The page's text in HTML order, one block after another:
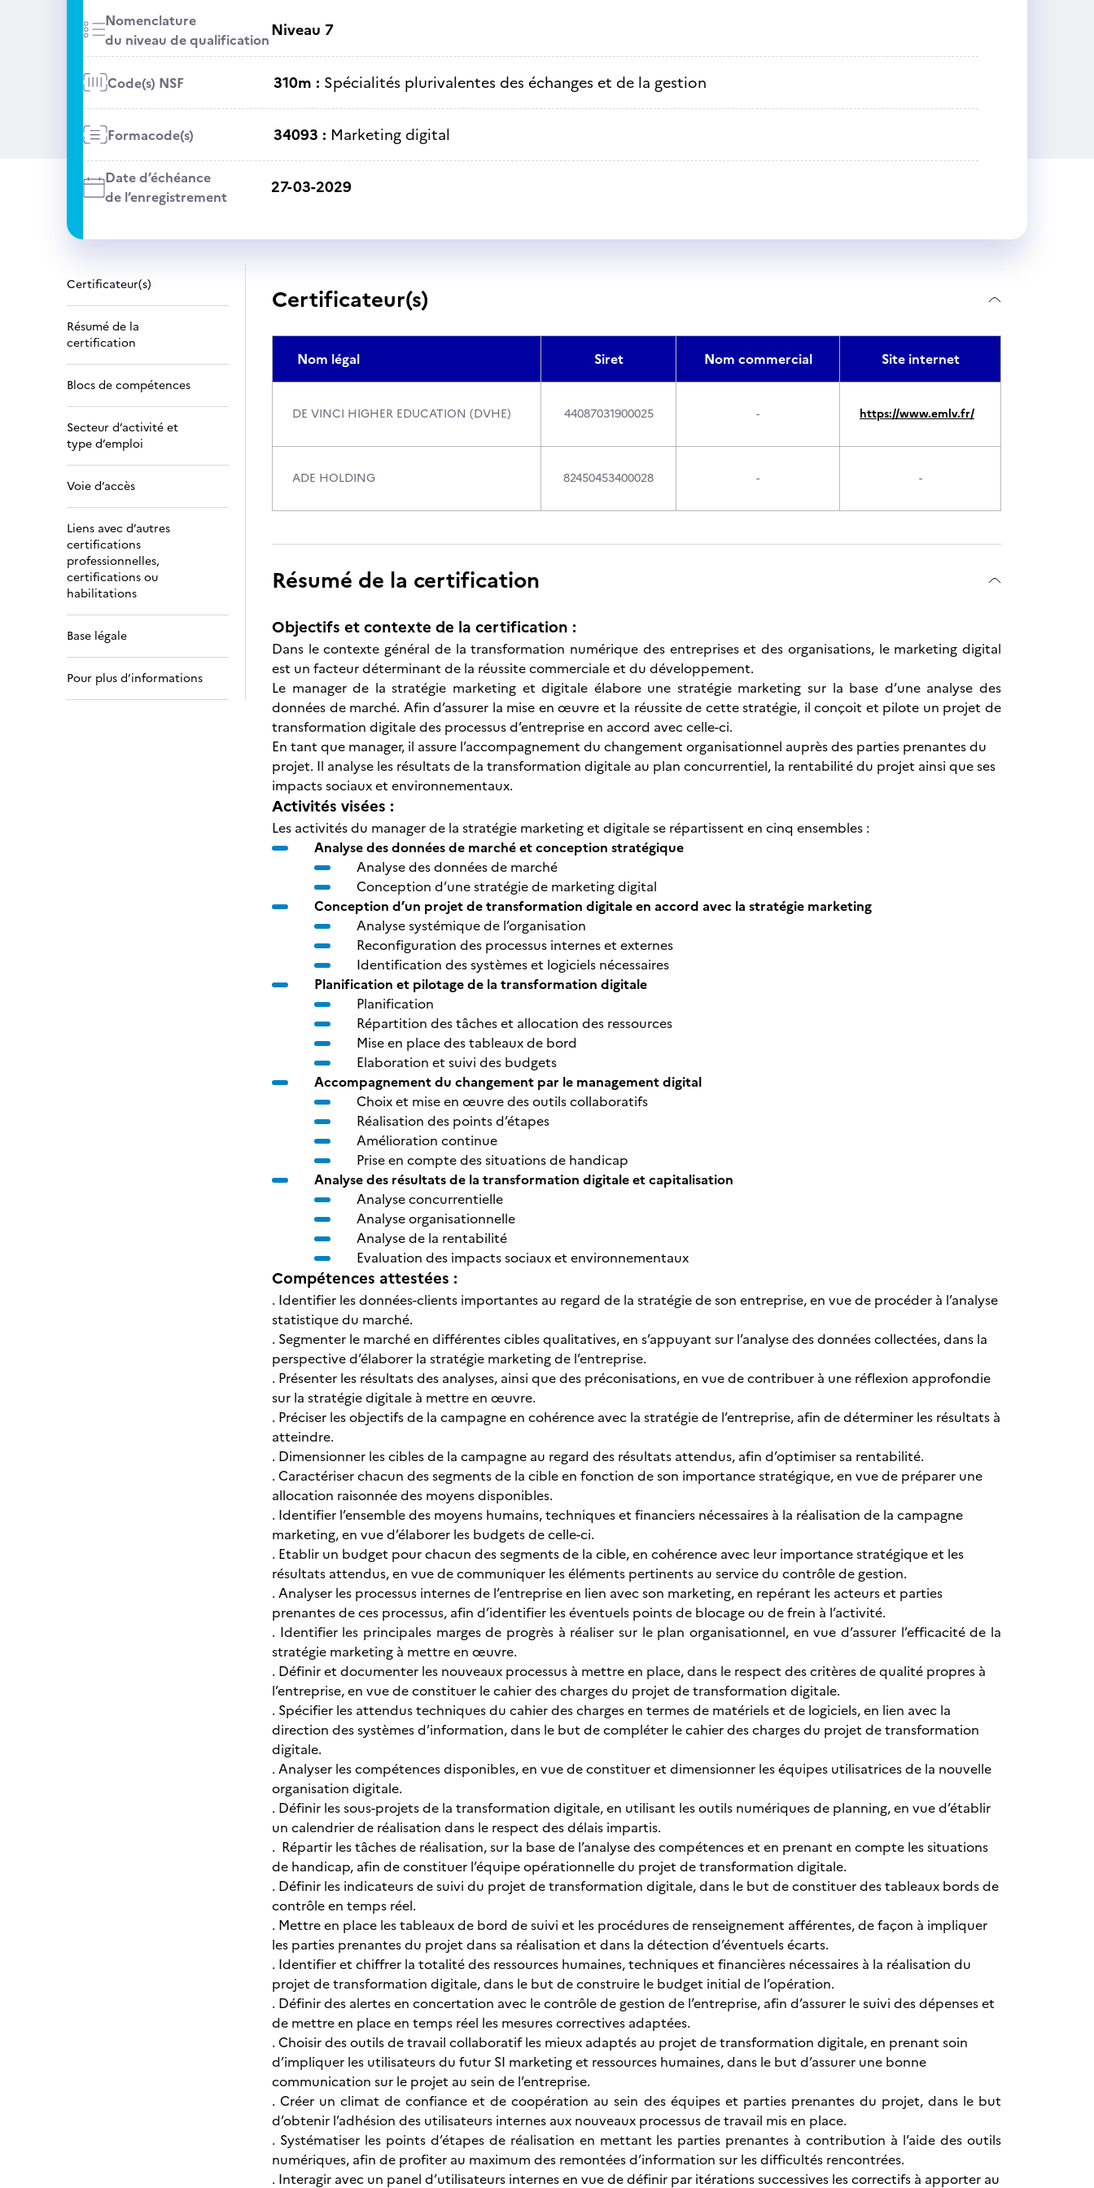
Nomenclature
du niveau de qualificationNiveau 7
Code(s) NSF 310m : Spécialités plurivalentes des échanges et de la gestion
Formacode(s) 34093 : Marketing digital
Date d’échéance
de l’enregistrement
27-03-2029
Certificateur(s)
Résumé de la
certification
Blocs de compétences
Secteur d’activité et
type d’emploi
Voie d’accès
Liens avec d’autres
certifications
professionnelles,
certifications ou
habilitations
Base légale
Pour plus d’informations
Certificateur(s)
Nom légal Siret Nom commercial Site internet
DE VINCI HIGHER EDUCATION (DVHE) 44087031900025 - https://www.emlv.fr/
ADE HOLDING 82450453400028 - -
Résumé de la certification
Objectifs et contexte de la certification :
Dans le contexte général de la transformation numérique des entreprises et des organisations, le marketing digital
est un facteur déterminant de la réussite commerciale et du développement.
Le manager de la stratégie marketing et digitale élabore une stratégie marketing sur la base d’une analyse des
données de marché. Afin d’assurer la mise en œuvre et la réussite de cette stratégie, il conçoit et pilote un projet de
transformation digitale des processus d’entreprise en accord avec celle-ci.
En tant que manager, il assure l’accompagnement du changement organisationnel auprès des parties prenantes du
projet. Il analyse les résultats de la transformation digitale au plan concurrentiel, la rentabilité du projet ainsi que ses
impacts sociaux et environnementaux.
Activités visées :
Les activités du manager de la stratégie marketing et digitale se répartissent en cinq ensembles :
Analyse des données de marché et conception stratégique
Analyse des données de marché
Conception d’une stratégie de marketing digital
Conception d’un projet de transformation digitale en accord avec la stratégie marketing
Analyse systémique de l’organisation
Reconfiguration des processus internes et externes
Identification des systèmes et logiciels nécessaires
Planification et pilotage de la transformation digitale
Planification
Répartition des tâches et allocation des ressources
Mise en place des tableaux de bord
Elaboration et suivi des budgets
Accompagnement du changement par le management digital
Choix et mise en œuvre des outils collaboratifs
Réalisation des points d’étapes
Amélioration continue
Prise en compte des situations de handicap
Analyse des résultats de la transformation digitale et capitalisation
Analyse concurrentielle
Analyse organisationnelle
Analyse de la rentabilité
Evaluation des impacts sociaux et environnementaux
Compétences attestées :
. Identifier les données-clients importantes au regard de la stratégie de son entreprise, en vue de procéder à l’analyse
statistique du marché.
. Segmenter le marché en différentes cibles qualitatives, en s’appuyant sur l’analyse des données collectées, dans la
perspective d’élaborer la stratégie marketing de l’entreprise.
. Présenter les résultats des analyses, ainsi que des préconisations, en vue de contribuer à une réflexion approfondie
sur la stratégie digitale à mettre en œuvre.
. Préciser les objectifs de la campagne en cohérence avec la stratégie de l’entreprise, afin de déterminer les résultats à
atteindre.
. Dimensionner les cibles de la campagne au regard des résultats attendus, afin d’optimiser sa rentabilité.
. Caractériser chacun des segments de la cible en fonction de son importance stratégique, en vue de préparer une
allocation raisonnée des moyens disponibles.
. Identifier l’ensemble des moyens humains, techniques et financiers nécessaires à la réalisation de la campagne
marketing, en vue d’élaborer les budgets de celle-ci.
. Etablir un budget pour chacun des segments de la cible, en cohérence avec leur importance stratégique et les
résultats attendus, en vue de communiquer les éléments pertinents au service du contrôle de gestion.
. Analyser les processus internes de l’entreprise en lien avec son marketing, en repérant les acteurs et parties
prenantes de ces processus, afin d’identifier les éventuels points de blocage ou de frein à l’activité.
. Identifier les principales marges de progrès à réaliser sur le plan organisationnel, en vue d’assurer l’efficacité de la
stratégie marketing à mettre en œuvre.
. Définir et documenter les nouveaux processus à mettre en place, dans le respect des critères de qualité propres à
l’entreprise, en vue de constituer le cahier des charges du projet de transformation digitale.
. Spécifier les attendus techniques du cahier des charges en termes de matériels et de logiciels, en lien avec la
direction des systèmes d’information, dans le but de compléter le cahier des charges du projet de transformation
digitale.
. Analyser les compétences disponibles, en vue de constituer et dimensionner les équipes utilisatrices de la nouvelle
organisation digitale.
. Définir les sous-projets de la transformation digitale, en utilisant les outils numériques de planning, en vue d’établir
un calendrier de réalisation dans le respect des délais impartis.
. Répartir les tâches de réalisation, sur la base de l’analyse des compétences et en prenant en compte les situations
de handicap, afin de constituer l’équipe opérationnelle du projet de transformation digitale.
. Définir les indicateurs de suivi du projet de transformation digitale, dans le but de constituer des tableaux bords de
contrôle en temps réel.
. Mettre en place les tableaux de bord de suivi et les procédures de renseignement afférentes, de façon à impliquer
les parties prenantes du projet dans sa réalisation et dans la détection d’éventuels écarts.
. Identifier et chiffrer la totalité des ressources humaines, techniques et financières nécessaires à la réalisation du
projet de transformation digitale, dans le but de construire le budget initial de l’opération.
. Définir des alertes en concertation avec le contrôle de gestion de l’entreprise, afin d’assurer le suivi des dépenses et
de mettre en place en temps réel les mesures correctives adaptées.
. Choisir des outils de travail collaboratif les mieux adaptés au projet de transformation digitale, en prenant soin
d’impliquer les utilisateurs du futur SI marketing et ressources humaines, dans le but d’assurer une bonne
communication sur le projet au sein de l’entreprise.
. Créer un climat de confiance et de coopération au sein des équipes et parties prenantes du projet, dans le but
d’obtenir l’adhésion des utilisateurs internes aux nouveaux processus de travail mis en place.
. Systématiser les points d’étapes de réalisation en mettant les parties prenantes à contribution à l’aide des outils
numériques, afin de profiter au maximum des remontées d’information sur les difficultés rencontrées.
. Interagir avec un panel d’utilisateurs internes en vue de définir par itérations successives les correctifs à apporter au